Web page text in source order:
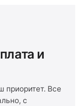
и
приоритет. Все
с